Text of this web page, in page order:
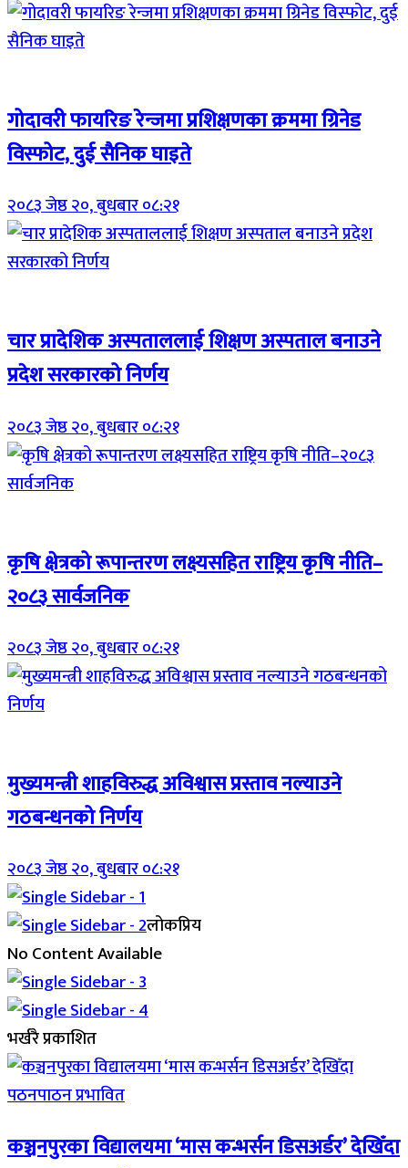
गोदावरी फायरिङ रेन्जमा प्रशिक्षणका क्रममा ग्रिनेड
विस्फोट, दुई सैनिक घाइते
२०८३ जेष्ठ २०, बुधबार ०८:२१
चार प्रादेशिक अस्पताललाई शिक्षण अस्पताल बनाउने
प्रदेश सरकारको निर्णय
२०८३ जेष्ठ २०, बुधबार ०८:२१
कृषि क्षेत्रको रूपान्तरण लक्ष्यसहित राष्ट्रिय कृषि नीति–
२०८३ सार्वजनिक
२०८३ जेष्ठ २०, बुधबार ०८:२१
मुख्यमन्त्री शाहविरुद्ध अविश्वास प्रस्ताव नल्याउने
गठबन्धनको निर्णय
२०८३ जेष्ठ २०, बुधबार ०८:२१
लोकप्रिय
No Content Available
भर्खरै प्रकाशित
कञ्चनपुरका विद्यालयमा ‘मास कन्भर्सन डिसअर्डर’ देखिँदा